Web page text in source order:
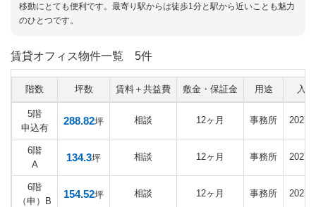
移動にとても便利です。最寄り駅からは徒歩1分と駅から近いことも魅力
のひとつです。
賃貸オフィス物件一覧 5件
階数 坪数 賃料＋共益費 敷金・保証金 用途 入
5階
申込有
288.82坪 相談 12ヶ月 事務所 2027
6階
A
134.3坪 相談 12ヶ月 事務所 2027
6階
（申）B
154.52坪 相談 12ヶ月 事務所 2027